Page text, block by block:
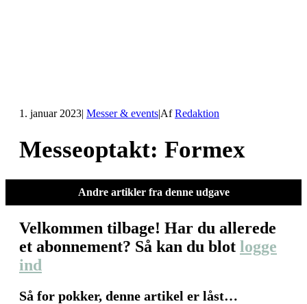
1. januar 2023| Messer & events|AfRedaktion
Messeoptakt: Formex
Andre artikler fra denne udgave
Velkommen tilbage! Har du allerede
et abonnement? Så kan du blot logge
ind
Så for pokker, denne artikel er låst…